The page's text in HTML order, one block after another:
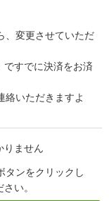
、変更させていただ
ですでに決済をお済
絡いただきますよ
りません
タンをクリックし
い。